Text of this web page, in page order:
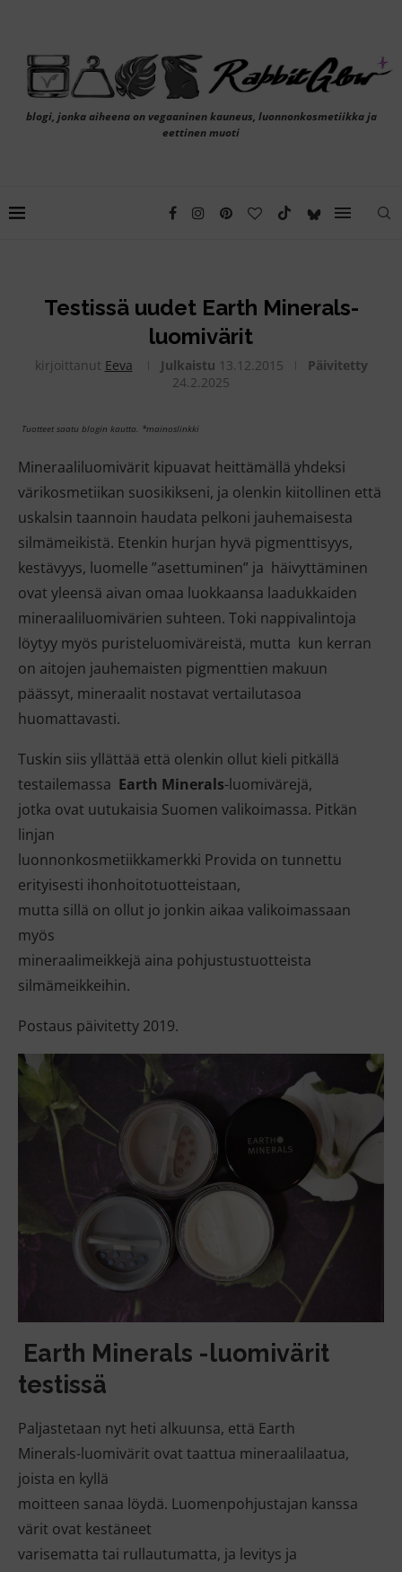
blogi, jonka aiheena on vegaaninen kauneus, luonnonkosmetiikka ja
eettinen muoti
Testissä uudet Earth Minerals-
luomivärit
kirjoittanut Eeva Julkaistu 13.12.2015
Päivitetty
24.2.2025
Tuotteet saatu blogin kautta. *mainoslinkki
Mineraaliluomivärit kipuavat heittämällä yhdeksi
värikosmetiikan suosikikseni, ja olenkin kiitollinen että
uskalsin taannoin haudata pelkoni jauhemaisesta
silmämeikistä. Etenkin hurjan hyvä pigmenttisyys,
kestävyys, luomelle ”asettuminen” ja häivyttäminen
ovat yleensä aivan omaa luokkaansa laadukkaiden
mineraaliluomivärien suhteen. Toki nappivalintoja
löytyy myös puristeluomiväreistä, mutta kun kerran
on aitojen jauhemaisten pigmenttien makuun
päässyt, mineraalit nostavat vertailutasoa
huomattavasti.
Tuskin siis yllättää että olenkin ollut kieli pitkällä
testailemassa Earth Minerals-luomivärejä,
jotka ovat uutukaisia Suomen valikoimassa. Pitkän
linjan
luonnonkosmetiikkamerkki Provida on tunnettu
erityisesti ihonhoitotuotteistaan,
mutta sillä on ollut jo jonkin aikaa valikoimassaan
myös
mineraalimeikkejä aina pohjustustuotteista
silmämeikkeihin.
Postaus päivitetty 2019.
Earth Minerals -luomivärit
testissä
Paljastetaan nyt heti alkuunsa, että Earth
Minerals-luomivärit ovat taattua mineraalilaatua,
joista en kyllä
moitteen sanaa löydä. Luomenpohjustajan kanssa
värit ovat kestäneet
varisematta tai rullautumatta, ja levitys ja